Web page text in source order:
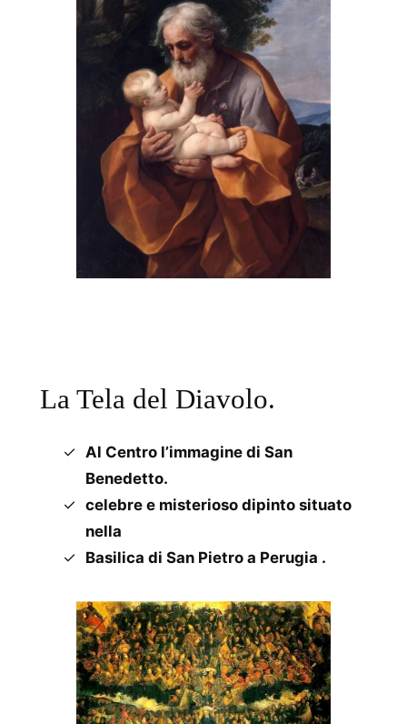
La Tela del Diavolo.
Al Centro l’immagine di San
Benedetto.
celebre e misterioso dipinto situato
nella
Basilica di San Pietro a Perugia .